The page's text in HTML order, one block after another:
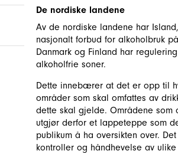
De nordiske landene
Av de nordiske landene har
nasjonalt forbud for alkoholbruk
Danmark og Finland har
alkoholfrie soner.
Dette innebærer at det er opp til
områder som skal omfattes av
dette skal gjelde. Områdene som
utgjør derfor et lappeteppe som
publikum å ha oversikten over.
kontroller og håndhevelse av